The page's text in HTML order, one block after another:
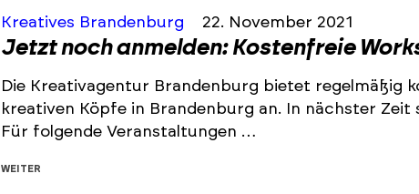
Kreatives Brandenburg 22. November 2021
Jetzt noch anmelden: Kostenfreie
Die Kreativagentur Brandenburg bietet regelmäßig
kreativen Köpfe in Brandenburg an. In nächster Zeit
Für folgende Veranstaltungen …
WEITER